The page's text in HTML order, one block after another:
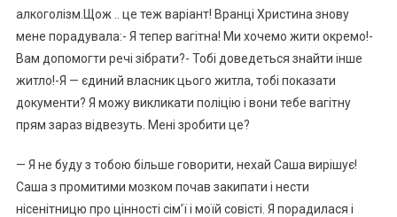
алкоголізм.Щож .. це теж варіант! Вранці Христина знову
мене порадувала:- Я тепер вагітна! Ми хочемо жити окремо!-
Вам допомогти речі зібрати?- Тобі доведеться знайти інше
житло!-Я — єдиний власник цього житла, тобі показати
документи? Я можу викликати поліцію і вони тебе вагітну
прям зараз відвезуть. Мені зробити це?
— Я не буду з тобою більше говорити, нехай Саша вирішує!
Саша з промитими мозком почав закипати і нести
нісенітницю про цінності сім’ї і моїй совісті. Я порадилася і